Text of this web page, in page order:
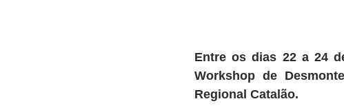
Entre os dias 22 a 24
Workshop de
Regional Catalão.